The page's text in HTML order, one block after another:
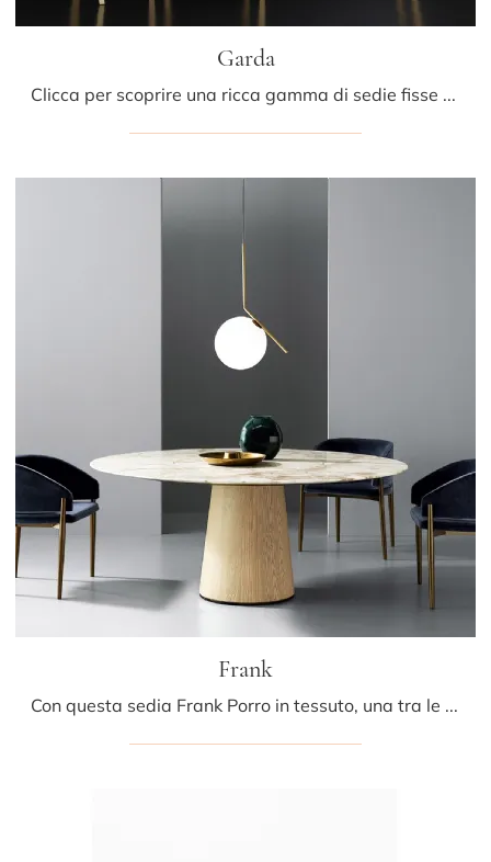
Garda
Clicca per scoprire una ricca gamma di sedie fisse per stanze moderne: il modello Garda di Porro ti sta aspettando!
Frank
Con questa sedia Frank Porro in tessuto, una tra le nostre sedute fisse moderne, potrai completare i tuoi spazi.